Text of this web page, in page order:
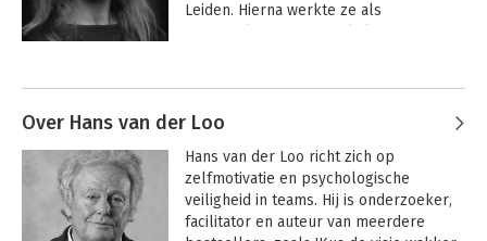
Leiden. Hierna werkte ze als
en vanaf 2007 is zij directeur van
Instituut KCB. Caroline en haar team
trainen bij meer dan 175 unieke
opdrachtgevers rondom
Over Hans van der Loo
Hans van der Loo richt zich op
zelfmotivatie en psychologische
veiligheid in teams. Hij is onderzoeker,
facilitator en auteur van meerdere